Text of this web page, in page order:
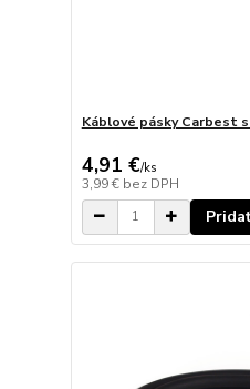
Káblové pásky Carbest
4,91 €/ks
3,99 € bez DPH